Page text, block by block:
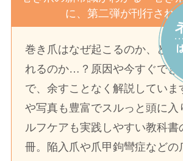
に、第二弾が刊行され
巻き爪はなぜ起こるのか、どう
れるのか…？原因や今すぐでき
で、余すことなく解説していま
や写真も豊富でスルっと頭に入
ルフケアも実践しやすい教科書
冊。陥入爪や爪甲鉤彎症などの